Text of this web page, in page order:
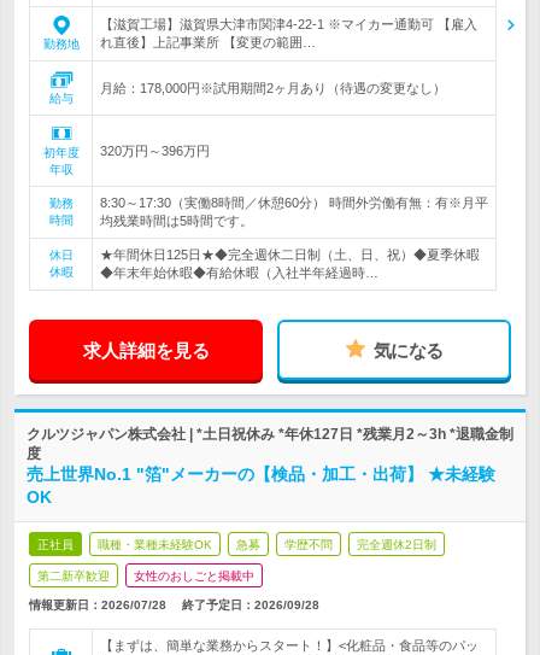
勤務地
【滋賀工場】滋賀県大津市関津4-22-1 ※マイカー通勤可 【雇入
れ直後】上記事業所 【変更の範囲…
給与
月給：178,000円※試用期間2ヶ月あり（待遇の変更なし）
初年度
年収
320万円～396万円
勤務
時間
8:30～17:30（実働8時間／休憩60分） 時間外労働有無：有※月平
均残業時間は5時間です。
休日
休暇
★年間休日125日★◆完全週休二日制（土、日、祝）◆夏季休暇
◆年末年始休暇◆有給休暇（入社半年経過時…
求人詳細を見る 気になる
クルツジャパン株式会社 | *土日祝休み *年休127日 *残業月2～3h *退職金制
度
売上世界No.1 "箔"メーカーの【検品・加工・出荷】 ★未経験
OK
正社員 職種・業種未経験OK 急募 学歴不問 完全週休2日制
第二新卒歓迎 女性のおしごと掲載中
情報更新日：2026/07/28 終了予定日： 2026/09/28
【まずは、簡単な業務からスタート！】<化粧品・食品等のパッ